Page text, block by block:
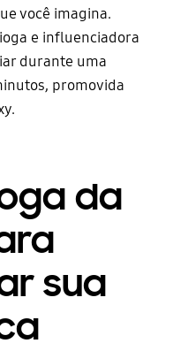
você imagina.
e influenciadora
durante uma
promovida
da
sua